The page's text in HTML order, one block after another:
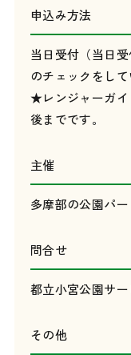
申込み方法
当日受付（当日
のチェックをして
★レンジャーガイ
後までです。
主催
多摩部の公園パ
問合せ
都立小宮公園サ
その他